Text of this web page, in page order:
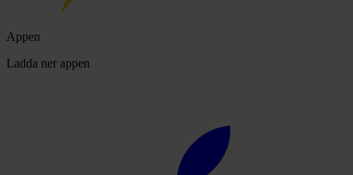
Appen
Ladda ner appen